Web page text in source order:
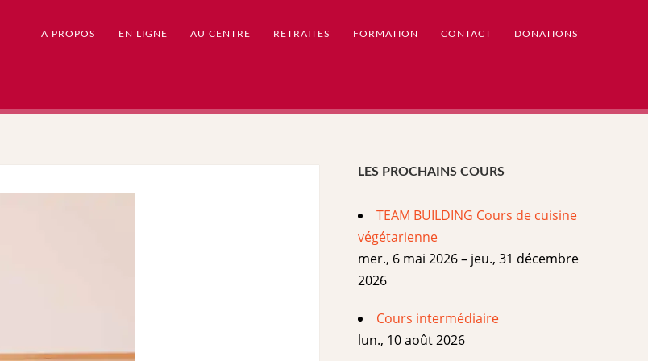
A PROPOS EN LIGNE AU CENTRE RETRAITES FORMATION CONTACT DONATIONS
LES PROCHAINS COURS
TEAM BUILDING Cours de cuisine
végétarienne
mer., 6 mai 2026 – jeu., 31 décembre
2026
Cours intermédiaire
lun., 10 août 2026